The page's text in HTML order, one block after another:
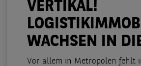
VERTIKAL!
WACHSEN IN
Vor allem in Metropolen fehlt